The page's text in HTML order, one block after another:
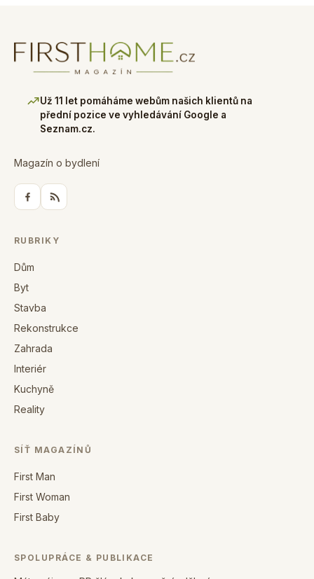
Už 11 let pomáháme webům našich klientů na
přední pozice ve vyhledávání Google a
Seznam.cz.
Magazín o bydlení
RUBRIKY
Dům
Byt
Stavba
Rekonstrukce
Zahrada
Interiér
Kuchyně
Reality
SÍŤ MAGAZÍNŮ
First Man
First Woman
First Baby
SPOLUPRÁCE & PUBLIKACE